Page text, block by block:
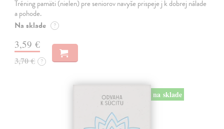
Tréning pamäti (nielen) pre seniorov navyše prispeje j k dobrej nálade
a pohode.
Na sklade ?
3,59 €
3,70 € ?
na sklade